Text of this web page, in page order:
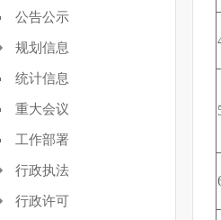
公告公示
规划信息
统计信息
重大会议
工作部署
行政执法
行政许可